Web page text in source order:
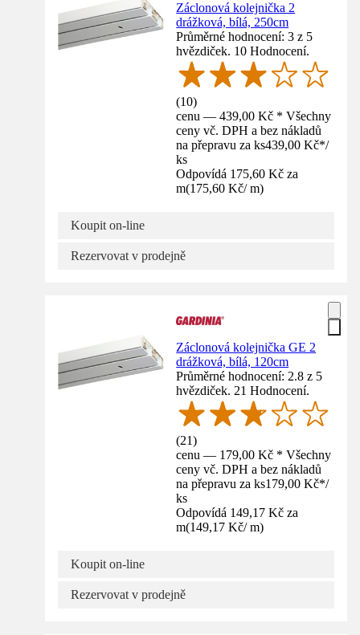
Záclonová kolejnička 2
drážková, bílá, 250cm
Průměrné hodnocení: 3 z 5
hvězdiček. 10 Hodnocení.
(10)
cenu — 439,00 Kč * Všechny
ceny vč. DPH a bez nákladů
na přepravu za ks439,00 Kč*/
ks
Odpovídá 175,60 Kč za
m(175,60 Kč/ m)
Koupit on-line
Rezervovat v prodejně
Záclonová kolejnička GE 2
drážková, bílá, 120cm
Průměrné hodnocení: 2.8 z 5
hvězdiček. 21 Hodnocení.
(21)
cenu — 179,00 Kč * Všechny
ceny vč. DPH a bez nákladů
na přepravu za ks179,00 Kč*/
ks
Odpovídá 149,17 Kč za
m(149,17 Kč/ m)
Koupit on-line
Rezervovat v prodejně